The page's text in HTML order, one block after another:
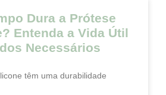
Dura a Prótese
Entenda a Vida Útil
Necessários
têm uma durabilidade